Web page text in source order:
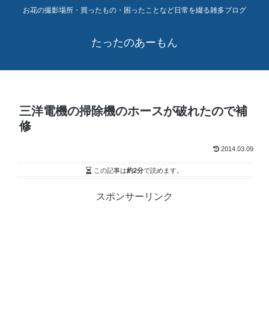
お花の撮影場所・買ったもの・困ったことなど日常を綴る雑多ブログ
たったのあーもん
三洋電機の掃除機のホースが破れたので補
修
2014.03.09
この記事は約2分で読めます。
スポンサーリンク